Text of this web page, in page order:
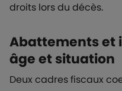
droits lors du décès.
Abattements et
âge et situation
Deux cadres fiscaux